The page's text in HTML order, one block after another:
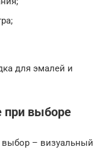
для эмалей и
при выборе
выбор – визуальный